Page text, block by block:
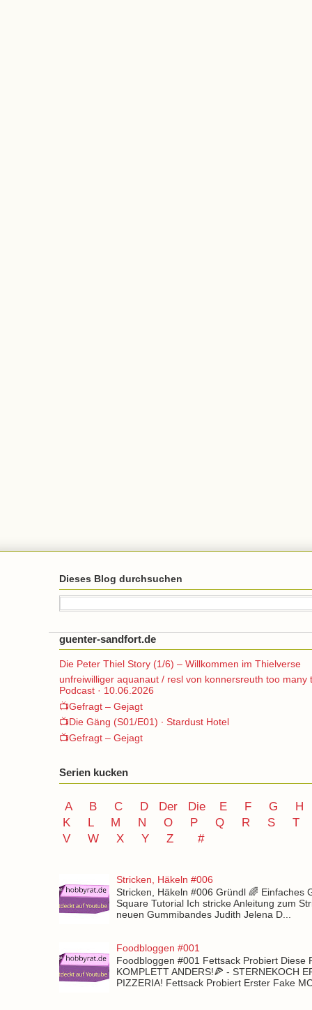
Dieses Blog durchsuchen
guenter-sandfort.de
Die Peter Thiel Story (1/6) – Willkommen im Thielverse
unfreiwilliger aquanaut / resl von konnersreuth too many
Podcast · 10.06.2026
📺Gefragt – Gejagt
📺Die Gäng (S01/E01) ∙ Stardust Hotel
📺Gefragt – Gejagt
Serien kucken
A B C D Der Die E F G
H
K
L M N O P Q R S
T
V
W X Y Z #
Stricken, Häkeln #006
Stricken, Häkeln #006 Gründl 🌈 Einfaches
Square Tutorial Ich stricke Anleitung zum
neuen Gummibandes Judith Jelena D...
Foodbloggen #001
Foodbloggen #001 Fettsack Probiert Diese
KOMPLETT ANDERS!🍕 - STERNEKOCH
PIZZERIA! Fettsack Probiert Erster Fake